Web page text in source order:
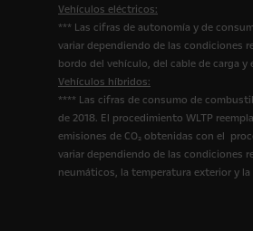
Vehículos eléctricos:
*** Las cifras de autonomía y de
variar dependiendo de las condiciones
bordo del vehículo, del cable de carga
Vehículos híbridos:
**** Las cifras de consumo de
de 2018. El procedimiento WLTP
emisiones de CO₂ obtenidas con el
variar dependiendo de las condiciones
neumáticos, la temperatura exterior y